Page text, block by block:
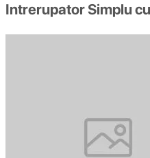
Intrerupator Simplu